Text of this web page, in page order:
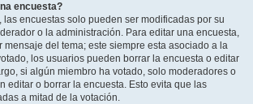
encuesta?
encuestas solo pueden ser modificadas por su
o la administración. Para editar una encuesta,
mensaje del tema; este siempre esta asociado a la
los usuarios pueden borrar la encuesta o editar
si algún miembro ha votado, solo moderadores o
editar o borrar la encuesta. Esto evita que las
a mitad de la votación.